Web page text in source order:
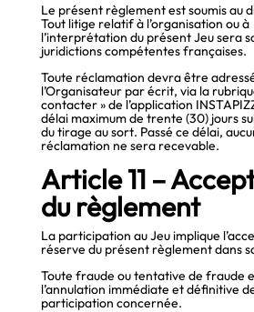
Le présent règlement est soumis au
Tout litige relatif à l’organisation ou à
l’interprétation du présent Jeu sera
juridictions compétentes françaises.
Toute réclamation devra être
l’Organisateur par écrit, via la
contacter » de l’application
délai maximum de trente (30) jours
du tirage au sort. Passé ce délai,
réclamation ne sera recevable.
Article 11 –
du règlement
La participation au Jeu implique
réserve du présent règlement dans
Toute fraude ou tentative de fraude
l’annulation immédiate et définitive
participation concernée.